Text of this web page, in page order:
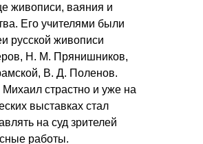
живописи, ваяния и
Его учителями были
русской живописи
, Н. М. Прянишников,
, В. Д. Поленов.
Михаил страстно и уже на
выставках стал
на суд зрителей
работы.